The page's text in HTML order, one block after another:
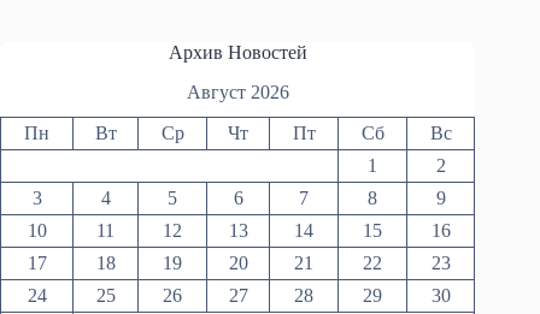
Архив Новостей
Август 2026
Пн Вт Ср Чт Пт Сб
Вс
1
2
3
4 5 6 7 8
9
10
11 12 13 14 15
16
17
18 19 20 21 22
23
24
25 26 27 28 29
30